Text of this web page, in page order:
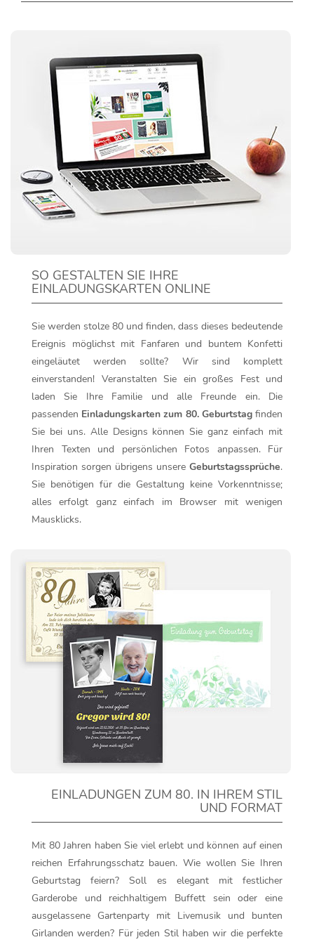
SO GESTALTEN SIE IHRE
EINLADUNGSKARTEN ONLINE
Sie werden stolze 80 und finden, dass dieses bedeutende
Ereignis möglichst mit Fanfaren und buntem Konfetti
eingeläutet werden sollte? Wir sind komplett
einverstanden! Veranstalten Sie ein großes Fest und
laden Sie Ihre Familie und alle Freunde ein. Die
passenden Einladungskarten zum 80. Geburtstagfinden
Sie bei uns. Alle Designs können Sie ganz einfach mit
Ihren Texten und persönlichen Fotos anpassen. Für
Inspiration sorgen übrigens unsere Geburtstagssprüche.
Sie benötigen für die Gestaltung keine Vorkenntnisse;
alles erfolgt ganz einfach im Browser mit wenigen
Mausklicks.
EINLADUNGEN ZUM 80. IN IHREM STIL
UND FORMAT
Mit 80 Jahren haben Sie viel erlebt und können auf einen
reichen Erfahrungsschatz bauen. Wie wollen Sie Ihren
Geburtstag feiern? Soll es elegant mit festlicher
Garderobe und reichhaltigem Buffett sein oder eine
ausgelassene Gartenparty mit Livemusik und bunten
Girlanden werden? Für jeden Stil haben wir die perfekte